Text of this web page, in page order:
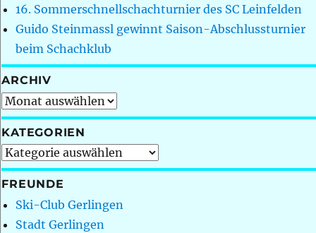
16. Sommerschnellschachturnier des SC Leinfelden
Guido Steinmassl gewinnt Saison-Abschlussturnier
beim Schachklub
ARCHIV
Archiv
KATEGORIEN
Kategorien
FREUNDE
Ski-Club Gerlingen
Stadt Gerlingen